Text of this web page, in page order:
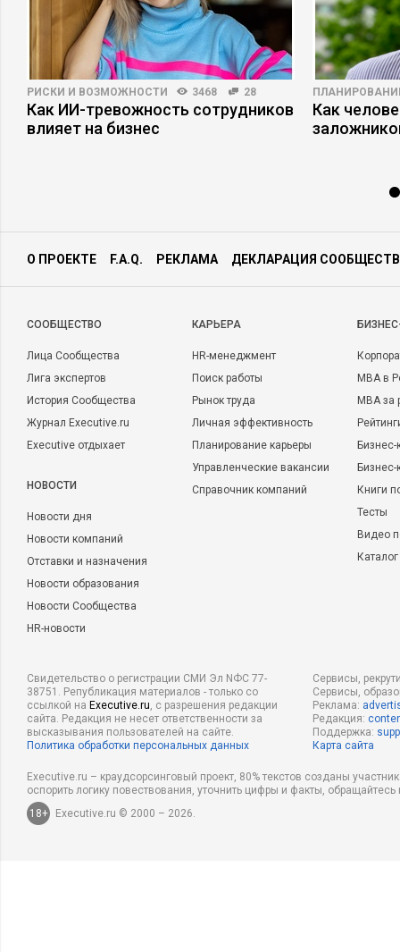
РИСКИ И ВОЗМОЖНОСТИ 3468 28
Как ИИ-тревожность сотрудников
влияет на бизнес
Как
О ПРОЕКТЕ F.A.Q. РЕКЛАМА ДЕКЛАРАЦИЯ
CООБЩЕСТВО
Лица Сообщества
Лига экспертов
История Сообщества
Журнал Executive.ru
Executive отдыхает
НОВОСТИ
Новости дня
Новости компаний
Отставки и назначения
Новости образования
Новости Сообщества
HR-новости
КАРЬЕРА
HR-менеджмент
Поиск работы
Рынок труда
Личная эффективность
Планирование карьеры
Управленческие вакансии
Справочник компаний
MBA в
MBA
Бизнес-
Книги
Тесты
Видео
Свидетельство о регистрации СМИ Эл NФС 77-
38751. Републикация материалов - только со
ссылкой на Executive.ru, с разрешения редакции
сайта. Редакция не несет ответственности за
высказывания пользователей на сайте.
Политика обработки персональных данных
Сервисы,
Сервисы,
Реклама:
Редакция:
Поддержка:
Карта сайта
Executive.ru – краудсорсинговый проект, 80% текстов созданы
оспорить логику повествования, уточнить цифры и факты,
18+
Executive.ru © 2000 – 2026.